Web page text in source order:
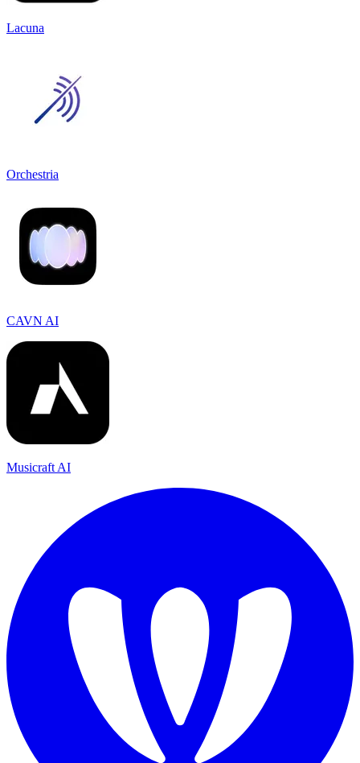
Lacuna
Orchestria
CAVN AI
Musicraft AI